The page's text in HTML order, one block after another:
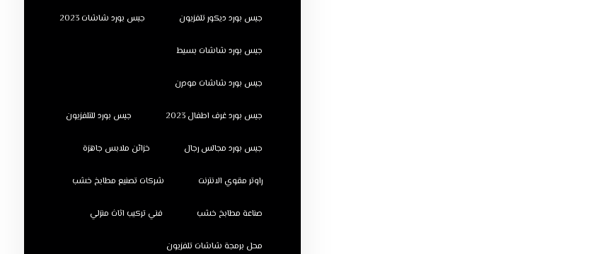
جبس بورد ديكور تلفزيون جبس بورد شاشات 2023
جبس بورد شاشات بسيط
جبس بورد شاشات مودرن
جبس بورد غرف اطفال 2023 جبس بورد للتلفزيون
جبس بورد مجالس رجال خزائن ملابس جاهزة
راوتر مقوي الانترنت شركات تصنيع مطابخ خشب
صناعة مطابخ خشب فني تركيب اثاث منزلي
محل برمجة شاشات تلفزيون